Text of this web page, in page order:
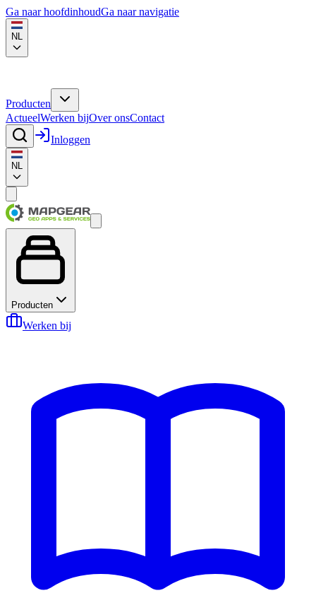
Ga naar hoofdinhoudGa naar navigatie
NL
Producten
ActueelWerken bijOver onsContact
Inloggen
NL
Producten
Werken bij